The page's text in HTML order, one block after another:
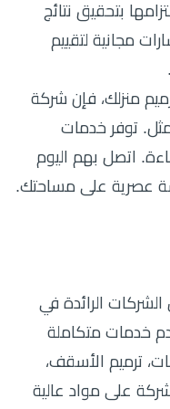
بتحقيق نتائج
مجانية لتقييم
منزلك، فإن شركة
توفر خدمات
اتصل بهم اليوم
عصرية على مساحتك.
الرائدة في
خدمات متكاملة
ترميم الأسقف،
على مواد عالية